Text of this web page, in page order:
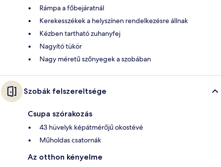
Rámpa a főbejáratnál
Kerekesszékek a helyszínen rendelkezésre állnak
Kézben tartható zuhanyfej
Nagyító tükör
Nagy méretű szőnyegek a szobában
Szobák felszereltsége
Csupa szórakozás
43 hüvelyk képátmérőjű okostévé
Műholdas csatornák
Az otthon kényelme